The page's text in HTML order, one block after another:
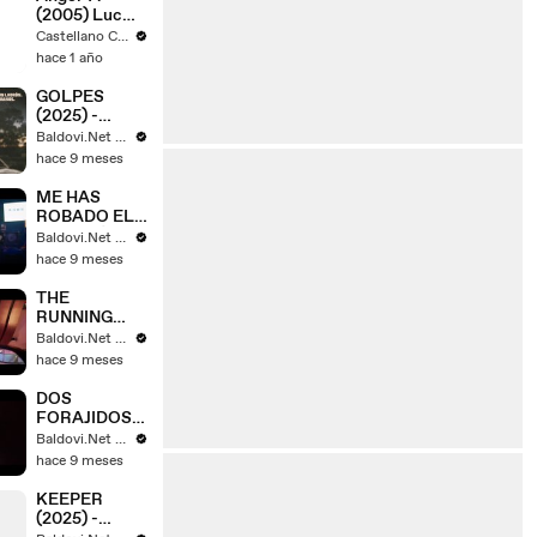
(2005) Luc
Besson
Castellano Cine Box
hace 1 año
GOLPES
(2025) -
Tráiler
Español [HD]
Baldovi.Net - Tráilers y spots en español
hace 9 meses
ME HAS
ROBADO EL
CORAZÓN
(2025) -
Español [HD]
🎞️🇪🇸
Baldovi.Net - Tráilers y spots en español
hace 9 meses
THE
RUNNING
MAN (2025) -
Tráiler #2
🎞️🇪🇸
Baldovi.Net - Tráilers y spots en español
hace 9 meses
DOS
FORAJIDOS
(2025) -
Tráiler
🎞️🇪🇸
Baldovi.Net - Tráilers y spots en español
hace 9 meses
KEEPER
(2025) -